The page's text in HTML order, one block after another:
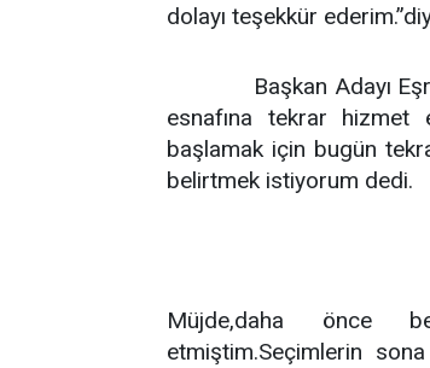
dolayı teşekkür
Başkan Adayı
esnafına tekrar hizmet
başlamak için bugün
belirtmek istiyorum dedi.
Müjde,daha önce
etmiştim.Seçimlerin